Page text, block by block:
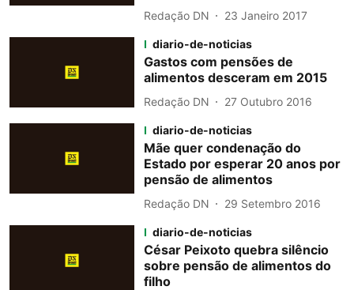
Redação DN 23 Janeiro 2017
diario-de-noticias
Gastos com pensões de
alimentos desceram em 2015
Redação DN 27 Outubro 2016
diario-de-noticias
Mãe quer condenação do
Estado por esperar 20 anos por
pensão de alimentos
Redação DN 29 Setembro 2016
diario-de-noticias
César Peixoto quebra silêncio
sobre pensão de alimentos do
filho